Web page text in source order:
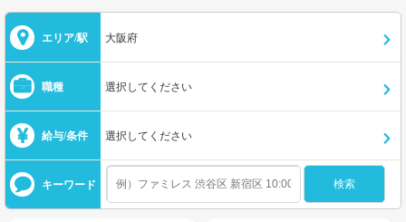
エリア/駅 大阪府
職種 選択してください
給与/条件 選択してください
キーワード